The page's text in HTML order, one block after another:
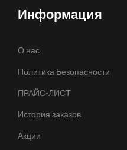
Информация
О нас
Политика Безопасности
ПРАЙС-ЛИСТ
История заказов
Акции